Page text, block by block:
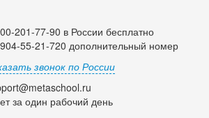
201-77-90 в России бесплатно
55-21-720 дополнительный номер
звонок по России
за один рабочий день